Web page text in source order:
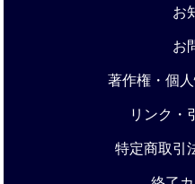
お
お
著作権・個
リンク・
特定商取引